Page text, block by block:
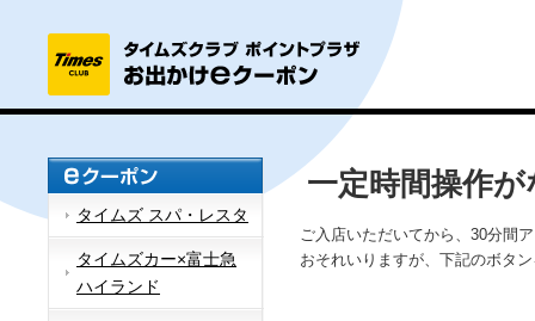
タイムズ スパ・レスタ
タイムズカー×富士急
ハイランド
一定時間操作
ご入店いただいてから、30分間
おそれいりますが、下記のボタ